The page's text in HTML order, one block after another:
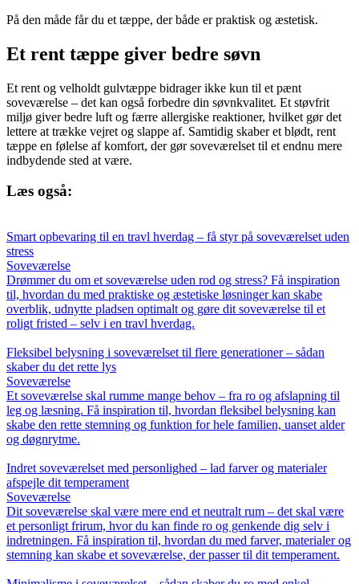
På den måde får du et tæppe, der både er praktisk og æstetisk.
Et rent tæppe giver bedre søvn
Et rent og velholdt gulvtæppe bidrager ikke kun til et pænt
soveværelse – det kan også forbedre din søvnkvalitet. Et støvfrit
miljø giver bedre luft og færre allergiske reaktioner, hvilket gør det
lettere at trække vejret og slappe af. Samtidig skaber et blødt, rent
tæppe en følelse af komfort, der gør soveværelset til et endnu mere
indbydende sted at være.
Læs også:
Smart opbevaring til en travl hverdag – få styr på soveværelset uden
stress
Soveværelse
Drømmer du om et soveværelse uden rod og stress? Få inspiration
til, hvordan du med praktiske og æstetiske løsninger kan skabe
overblik, udnytte pladsen optimalt og gøre dit soveværelse til et
roligt fristed – selv i en travl hverdag.
Fleksibel belysning i soveværelset til flere generationer – sådan
skaber du det rette lys
Soveværelse
Et soveværelse skal rumme mange behov – fra ro og afslapning til
leg og læsning. Få inspiration til, hvordan fleksibel belysning kan
skabe den rette stemning og funktion for hele familien, uanset alder
og døgnrytme.
Indret soveværelset med personlighed – lad farver og materialer
afspejle dit temperament
Soveværelse
Dit soveværelse skal være mere end et neutralt rum – det skal være
et personligt frirum, hvor du kan finde ro og genkende dig selv i
indretningen. Få inspiration til, hvordan du med farver, materialer og
stemning kan skabe et soveværelse, der passer til dit temperament.